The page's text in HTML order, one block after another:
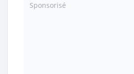
Sponsorisé